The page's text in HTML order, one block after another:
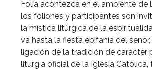
Folía acontezca en el ambiente de
los foliones y participantes son
la mística litúrgica de la
va hasta la fiesta epifanía del
ligación de la tradición de carácter
liturgia oficial de la Iglesia